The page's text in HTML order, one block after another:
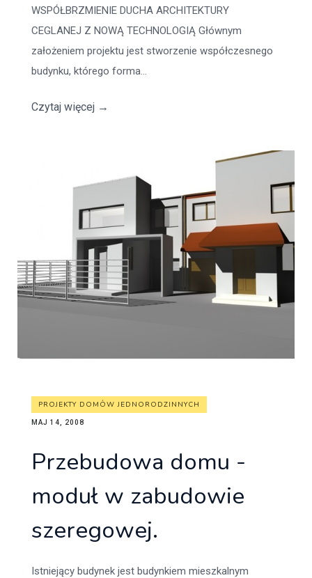
WSPÓŁBRZMIENIE DUCHA ARCHITEKTURY
CEGLANEJ Z NOWĄ TECHNOLOGIĄ Głównym
założeniem projektu jest stworzenie współczesnego
budynku, którego forma...
Czytaj więcej →
PROJEKTY DOMÓW JEDNORODZINNYCH
MAJ 14, 2008
Przebudowa domu -
moduł w zabudowie
szeregowej.
Istniejący budynek jest budynkiem mieszkalnym